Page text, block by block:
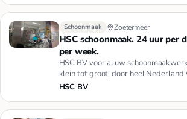
Schoonmaak Zoetermeer
HSC schoonmaak. 24 uur per
per week.
HSC BV voor al uw
klein tot groot, door heel
allemaal.Schoonmaak, R…
HSC BV